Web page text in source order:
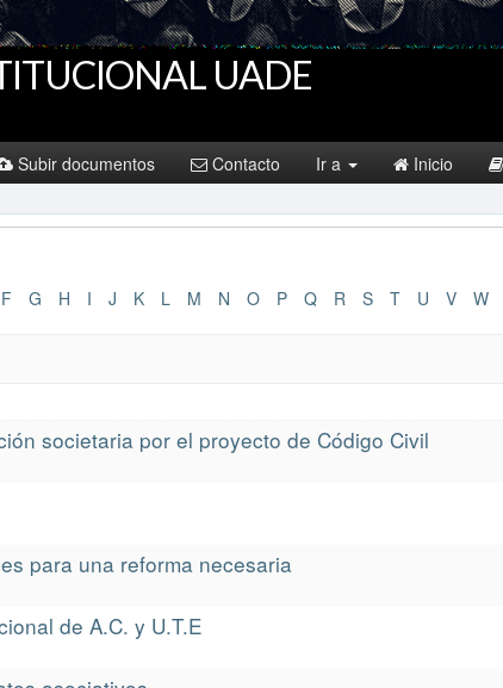
UADE
Subir documentos Contacto Ir a Inicio
F G H I J K L M N O P Q R S T U V W
societaria por el proyecto de Código Civil
para una reforma necesaria
de A.C. y U.T.E